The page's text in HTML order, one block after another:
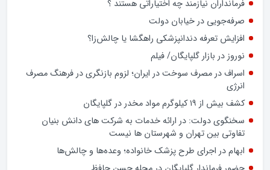
هر فردی که نیت خدمت به مردم داشته باشد، حتی بدون داشتن
پرونده رسمی، بسیجی است
ضعف تحزب و کادرسازی؛ چالش احزاب در انتخابات
فرمانداران نیازمند چه اختیاراتی هستند ؟
صرفه‌جویی در خیابان دولت
افزایش تعرفه دندانپزشکی راهگشا یا چالش‌زا؟
نوروز در بازار گلپایگان/ فیلم
اسراف در مصرف سوخت در ایران؛ لزوم بازنگری در فرهنگ مصرف
انرژی
کشف بیش از ۱۹ کیلوگرم مواد مخدر در گلپایگان